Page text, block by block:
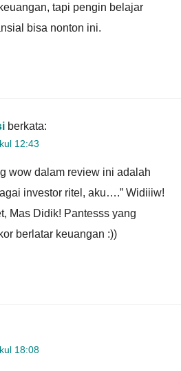
tapi pengin belajar
bisa nonton ini.
berkata:
12:43
wow dalam review ini adalah
investor ritel, aku….” Widiiiw!
Mas Didik! Pantesss yang
berlatar keuangan :))
18:08